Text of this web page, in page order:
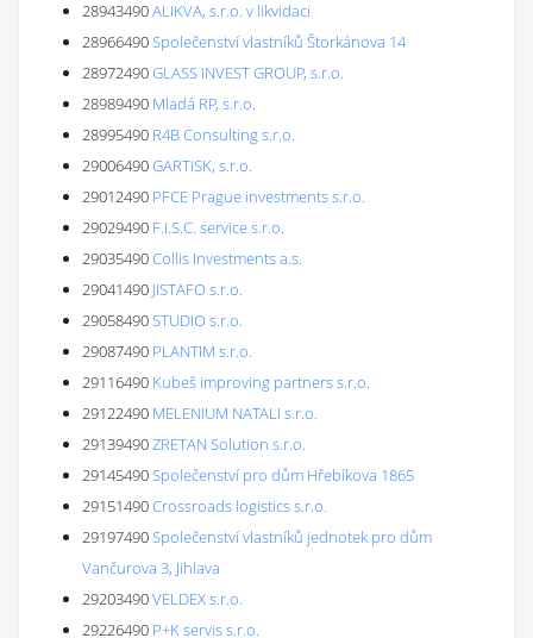
28943490ALIKVA, s.r.o. v likvidaci
28966490Společenství vlastníků Štorkánova 14
28972490GLASS INVEST GROUP, s.r.o.
28989490 Mladá RP, s.r.o.
28995490 R4B Consulting s.r.o.
29006490GARTISK, s.r.o.
29012490 PFCE Prague investments s.r.o.
29029490 F.I.S.C. service s.r.o.
29035490Collis Investments a.s.
29041490 JISTAFO s.r.o.
29058490STUDIO s.r.o.
29087490 PLANTIM s.r.o.
29116490 Kubeš improving partners s.r.o.
29122490 MELENIUM NATALI s.r.o.
29139490ZRETAN Solution s.r.o.
29145490Společenství pro dům Hřebíkova 1865
29151490Crossroads logistics s.r.o.
29197490Společenství vlastníků jednotek pro dům
Vančurova 3, Jihlava
29203490VELDEX s.r.o.
29226490 P+K servis s.r.o.